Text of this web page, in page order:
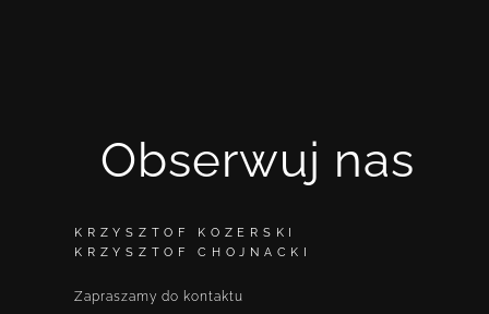
Obserwuj nas
KRZYSZTOF KOZERSKI
KRZYSZTOF CHOJNACKI
Zapraszamy do kontaktu